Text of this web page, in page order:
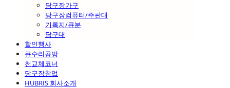
당구장가구
당구장컴퓨터/주판대
기록지/큐분
당구대
할인행사
큐수리공방
천교체코너
당구장창업
HUBRIS 회사소개